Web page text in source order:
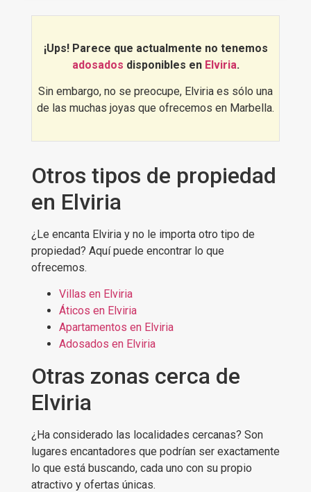
residencial como vacacional, y cuyos
¿Quieres verlo por ti mismo?,
Descubrelas mejores adosados en
¡Ups! Parece que actualmente no tenemos
adosados disponibles en Elviria.
Sin embargo, no se preocupe, Elviria es sólo una
de las muchas joyas que ofrecemos en Marbella.
Otros tipos de propiedad
en Elviria
¿Le encanta Elviria y no le importa otro tipo de
propiedad? Aquí puede encontrar lo que
ofrecemos.
Villas en Elviria
Áticos en Elviria
Apartamentos en Elviria
Adosados en Elviria
Otras zonas cerca de
Elviria
¿Ha considerado las localidades cercanas? Son
lugares encantadores que podrían ser exactamente
lo que está buscando, cada uno con su propio
atractivo y ofertas únicas.